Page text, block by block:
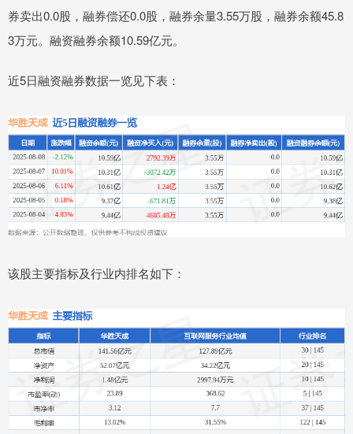
券卖出0.0股，融券偿还0.0股，融券余量3.55万股，融券余额45.8
3万元。融资融券余额10.59亿元。
近5日融资融券数据一览见下表：
该股主要指标及行业内排名如下：